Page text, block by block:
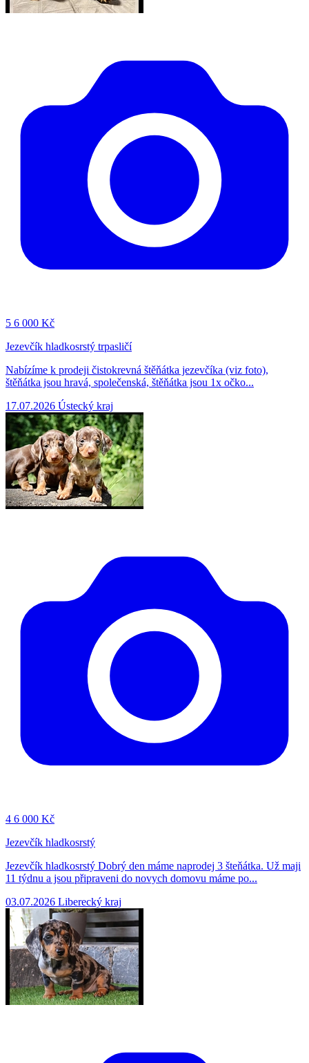
5 6 000 Kč
Jezevčík hladkosrstý trpasličí
Nabízíme k prodeji čistokrevná štěňátka jezevčíka (viz foto),
štěňátka jsou hravá, společenská, štěňátka jsou 1x očko...
17.07.2026 Ústecký kraj
4 6 000 Kč
Jezevčík hladkosrstý
Jezevčík hladkosrstý Dobrý den máme naprodej 3 šteňátka. Už maji
11 týdnu a jsou připraveni do novych domovu máme po...
03.07.2026 Liberecký kraj